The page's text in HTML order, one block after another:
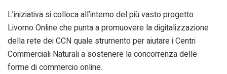
L’iniziativa si colloca all’interno del più vasto progetto
Livorno Online che punta a promuovere la digitalizzazione
della rete dei CCN quale strumento per aiutare i Centri
Commerciali Naturali a sostenere la concorrenza delle
forme di commercio online.